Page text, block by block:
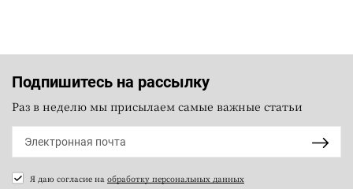
Подпишитесь на рассылку
Раз в неделю мы присылаем самые важные статьи
Я даю согласие на обработку персональных данных